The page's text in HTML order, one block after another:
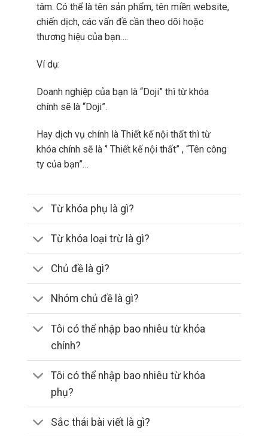
tâm. Có thể là tên sản phẩm, tên miền website,
chiến dịch, các vấn đề cần theo dõi hoặc
thương hiệu của bạn….
Ví dụ:
Doanh nghiệp của bạn là “Doji” thì từ khóa
chính sẽ là “Doji”.
Hay dịch vụ chính là Thiết kế nội thất thì từ
khóa chính sẽ là ‘’ Thiết kế nội thất” , “Tên công
ty của bạn”…
Từ khóa phụ là gì?
Từ khóa loại trừ là gì?
Chủ đề là gì?
Nhóm chủ đề là gì?
Tôi có thể nhập bao nhiêu từ khóa
chính?
Tôi có thể nhập bao nhiêu từ khóa
phụ?
Sắc thái bài viết là gì?